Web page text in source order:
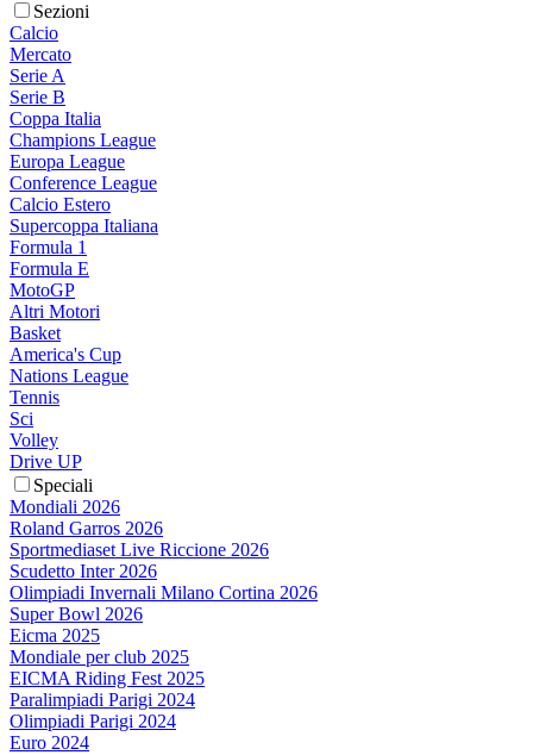
Sezioni
Calcio
Mercato
Serie A
Serie B
Coppa Italia
Champions League
Europa League
Conference League
Calcio Estero
Supercoppa Italiana
Formula 1
Formula E
MotoGP
Altri Motori
Basket
America's Cup
Nations League
Tennis
Sci
Volley
Drive UP
Speciali
Mondiali 2026
Roland Garros 2026
Sportmediaset Live Riccione 2026
Scudetto Inter 2026
Olimpiadi Invernali Milano Cortina 2026
Super Bowl 2026
Eicma 2025
Mondiale per club 2025
EICMA Riding Fest 2025
Paralimpiadi Parigi 2024
Olimpiadi Parigi 2024
Euro 2024